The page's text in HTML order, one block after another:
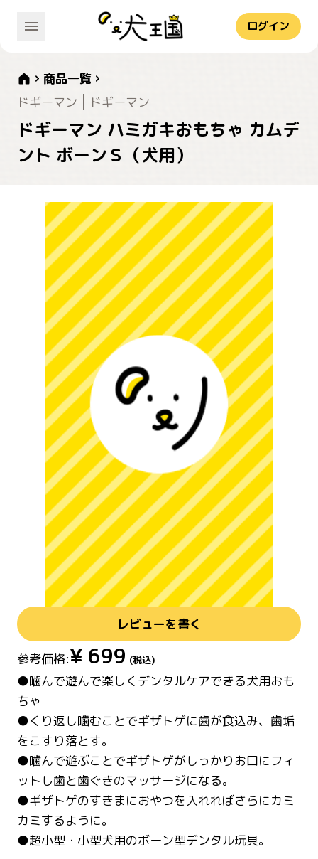
ログイン
商品一覧
ドギーマン
ドギーマン
ドギーマン ハミガキおもちゃ カムデ
ント ボーンＳ（犬用）
レビューを書く
参考価格:¥ 699 (税込)
●噛んで遊んで楽しくデンタルケアできる犬用おも
ちゃ
●くり返し噛むことでギザトゲに歯が食込み、歯垢
をこすり落とす。
●噛んで遊ぶことでギザトゲがしっかりお口にフィ
ットし歯と歯ぐきのマッサージになる。
●ギザトゲのすきまにおやつを入れればさらにカミ
カミするように。
●超小型・小型犬用のボーン型デンタル玩具。